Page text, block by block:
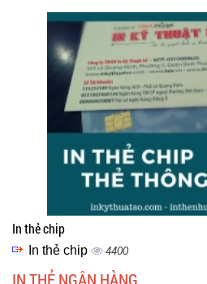
In thẻ chip
In thẻ chip 4400
IN THẺ NGÂN HÀNG